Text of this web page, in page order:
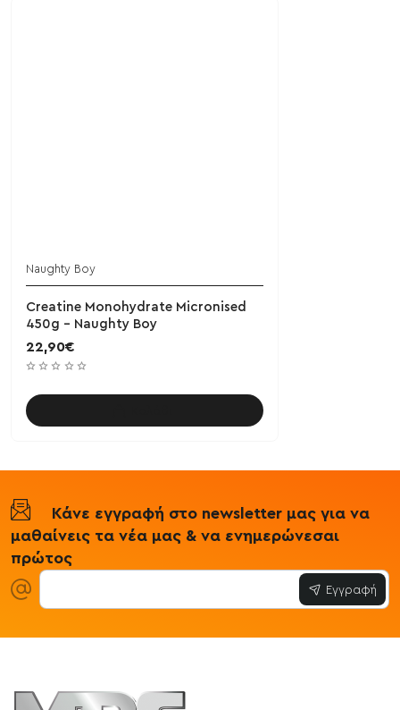
Naughty Boy
Creatine Monohydrate Micronised
450g - Naughty Boy
22,90€
Κάνε εγγραφή στο newsletter μας για να
μαθαίνεις τα νέα μας & να ενημερώνεσαι
πρώτος
Εγγραφή